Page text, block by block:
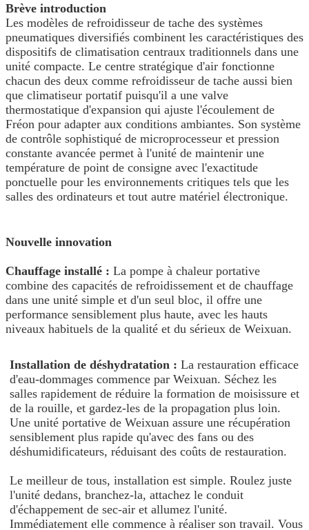
Brève introduction
Les modèles de refroidisseur de tache des systèmes
pneumatiques diversifiés combinent les caractéristiques des
dispositifs de climatisation centraux traditionnels dans une
unité compacte. Le centre stratégique d'air fonctionne
chacun des deux comme refroidisseur de tache aussi bien
que climatiseur portatif puisqu'il a une valve
thermostatique d'expansion qui ajuste l'écoulement de
Fréon pour adapter aux conditions ambiantes. Son système
de contrôle sophistiqué de microprocesseur et pression
constante avancée permet à l'unité de maintenir une
température de point de consigne avec l'exactitude
ponctuelle pour les environnements critiques tels que les
salles des ordinateurs et tout autre matériel électronique.
Nouvelle innovation
Chauffage installé : La pompe à chaleur portative
combine des capacités de refroidissement et de chauffage
dans une unité simple et d'un seul bloc, il offre une
performance sensiblement plus haute, avec les hauts
niveaux habituels de la qualité et du sérieux de Weixuan.
Installation de déshydratation : La restauration efficace
d'eau-dommages commence par Weixuan. Séchez les
salles rapidement de réduire la formation de moisissure et
de la rouille, et gardez-les de la propagation plus loin.
Une unité portative de Weixuan assure une récupération
sensiblement plus rapide qu'avec des fans ou des
déshumidificateurs, réduisant des coûts de restauration.
Le meilleur de tous, installation est simple. Roulez juste
l'unité dedans, branchez-la, attachez le conduit
d'échappement de sec-air et allumez l'unité.
Immédiatement elle commence à réaliser son travail. Vous